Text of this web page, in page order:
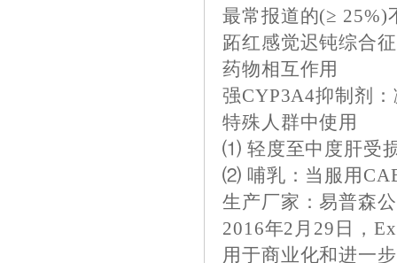
最常报道的(≥ 25%)
跖红感觉迟钝综合
药物相互作用
强CYP3A4抑制剂
特殊人群中使用
⑴ 轻度至中度肝受
⑵ 哺乳：当服用
生产厂家：易普森
2016年2月29日，
用于商业化和进一